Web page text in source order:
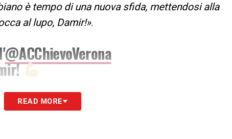
è tempo di una nuova sfida, mettendosi alla
al lupo, Damir!».
@ACChievoVerona
READ MORE